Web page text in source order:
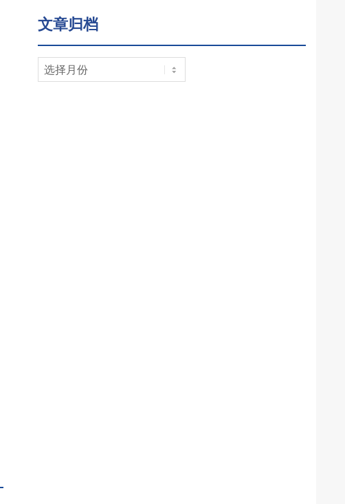
文章归档
文
章